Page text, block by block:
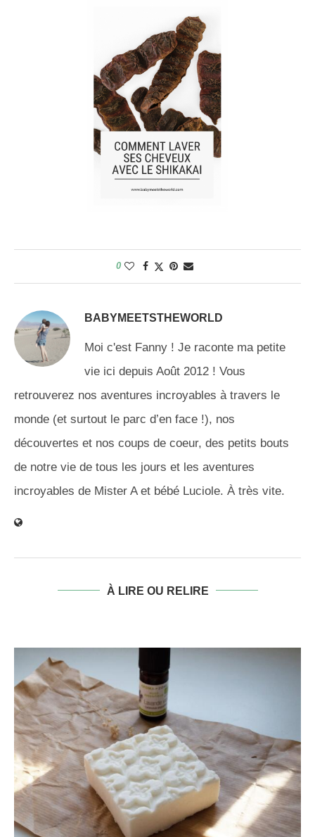
0
BABYMEETSTHEWORLD
Moi c'est Fanny ! Je raconte ma petite
vie ici depuis Août 2012 ! Vous
retrouverez nos aventures incroyables à travers le
monde (et surtout le parc d’en face !), nos
découvertes et nos coups de coeur, des petits bouts
de notre vie de tous les jours et les aventures
incroyables de Mister A et bébé Luciole. À très vite.
À LIRE OU RELIRE